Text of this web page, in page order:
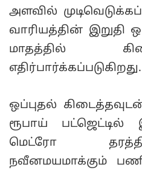
அளவில்
வாரியத்தின் இறுதி
மாதத்தில்
எதிர்பார்க்கப்படுகிறது.
ஒப்புதல்
ரூபாய்
மெட்ரோ
நவீனமயமாக்கும்